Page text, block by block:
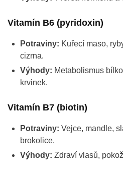
Vitamín B6 (pyridoxin)
Potraviny: Kuřecí maso,
cizrna.
Výhody: Metabolismus
krvinek.
Vitamín B7 (biotin)
Potraviny: Vejce, mandle,
brokolice.
Výhody: Zdraví vlasů,